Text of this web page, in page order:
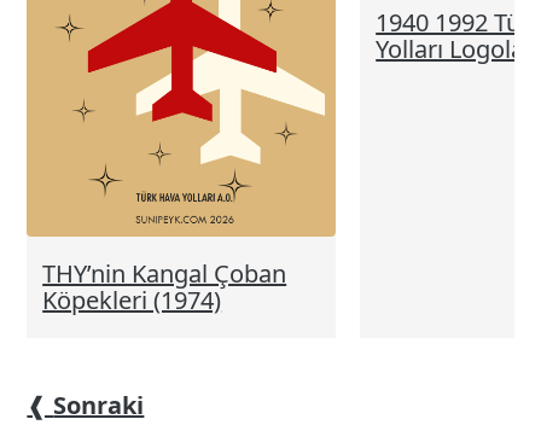
THY’nin Kangal Çoban
Köpekleri (1974)
1940 1992
Yolları Logoları
❰ Sonraki